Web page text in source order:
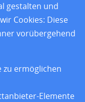
gestalten und
Cookies: Diese
vorübergehend
ermöglichen
Elemente